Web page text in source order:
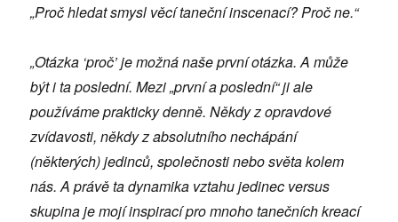
„Proč hledat smysl věcí taneční inscenací? Proč ne.“
„Otázka ‘proč’ je možná naše první otázka. A může
být i ta poslední. Mezi „první a poslední“ ji ale
používáme prakticky denně. Někdy z opravdové
zvídavosti, někdy z absolutního nechápání
(některých) jedinců, společnosti nebo světa kolem
nás. A právě ta dynamika vztahu jedinec versus
skupina je mojí inspirací pro mnoho tanečních kreací